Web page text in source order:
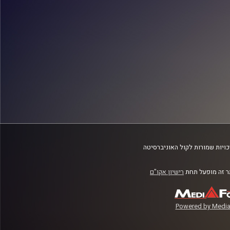
שמורות לקול האוניברסיטה
זה מופעל תחת רישיון אקו"ם
Powered by